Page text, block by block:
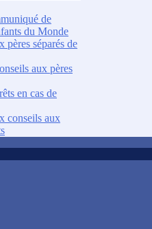
de
du Monde
pères séparés de
aux pères
en cas de
conseils aux